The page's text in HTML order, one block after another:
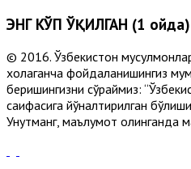
ЭНГ КЎП ЎҚИЛГАН (1 ойда)
© 2016. Ўзбекистон
хоҳлаганча фойдаланишингиз
беришингизни сўраймиз:
саҳифасига йўналтирилган
Унутманг, маълумот олинганда